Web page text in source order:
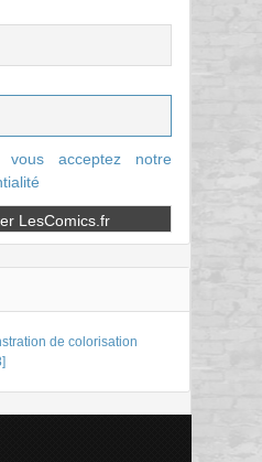
vous acceptez notre
de colorisation